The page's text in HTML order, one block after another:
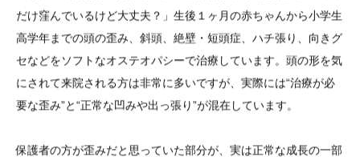
だけ窪んでいるけど大丈夫？」生後１ヶ月の赤ちゃんから小学生
高学年までの頭の歪み、斜頭、絶壁・短頭症、ハチ張り、向きグ
セなどをソフトなオステオパシーで治療しています。頭の形を気
にされて来院される方は非常に多いですが、実際には“治療が必
要な歪み”と“正常な凹みや出っ張り”が混在しています。
保護者の方が歪みだと思っていた部分が、実は正常な成長の一部